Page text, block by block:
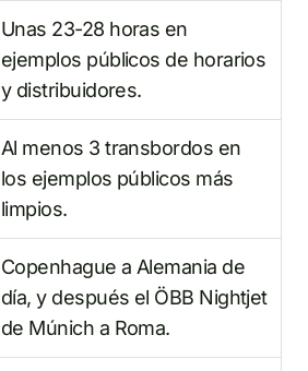
Unas 23-28 horas en
ejemplos públicos de horarios
y distribuidores.
Al menos 3 transbordos en
los ejemplos públicos más
limpios.
Copenhague a Alemania de
día, y después el ÖBB Nightjet
de Múnich a Roma.